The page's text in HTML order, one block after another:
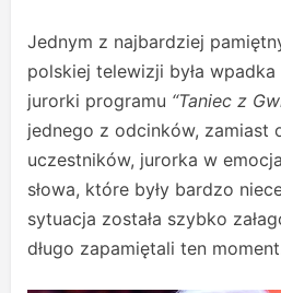
Jednym z najbardziej
polskiej telewizji była
jurorki programu “Taniec z
jednego z odcinków, zamiast
uczestników, jurorka w
słowa, które były bardzo
sytuacja została szybko
długo zapamiętali ten